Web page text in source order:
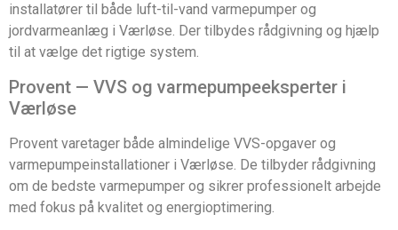
installatører til både luft-til-vand varmepumper og
jordvarmeanlæg i Værløse. Der tilbydes rådgivning og hjælp
til at vælge det rigtige system.
Provent — VVS og varmepumpeeksperter i
Værløse
Provent varetager både almindelige VVS-opgaver og
varmepumpeinstallationer i Værløse. De tilbyder rådgivning
om de bedste varmepumper og sikrer professionelt arbejde
med fokus på kvalitet og energioptimering.